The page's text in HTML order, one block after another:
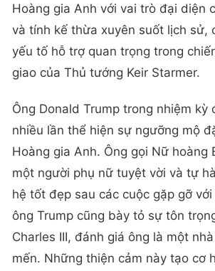
Hoàng gia Anh với vai trò đại diện
và tính kế thừa xuyên suốt lịch sử,
yếu tố hỗ trợ quan trọng trong
giao của Thủ tướng Keir Starmer.
Ông Donald Trump trong nhiệm kỳ
nhiều lần thể hiện sự ngưỡng mộ
Hoàng gia Anh. Ông gọi Nữ hoàng
một người phụ nữ tuyệt vời và tự
hệ tốt đẹp sau các cuộc gặp gỡ
ông Trump cũng bày tỏ sự tôn
Charles III, đánh giá ông là một
mến. Những thiện cảm này tạo cơ